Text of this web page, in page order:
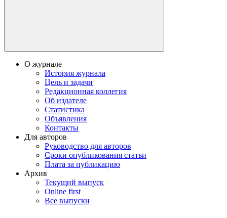
О журнале
История журнала
Цель и задачи
Редакционная коллегия
Об издателе
Статистика
Объявления
Контакты
Для авторов
Руководство для авторов
Сроки опубликования статьи
Плата за публикацию
Архив
Текущий выпуск
Online first
Все выпуски